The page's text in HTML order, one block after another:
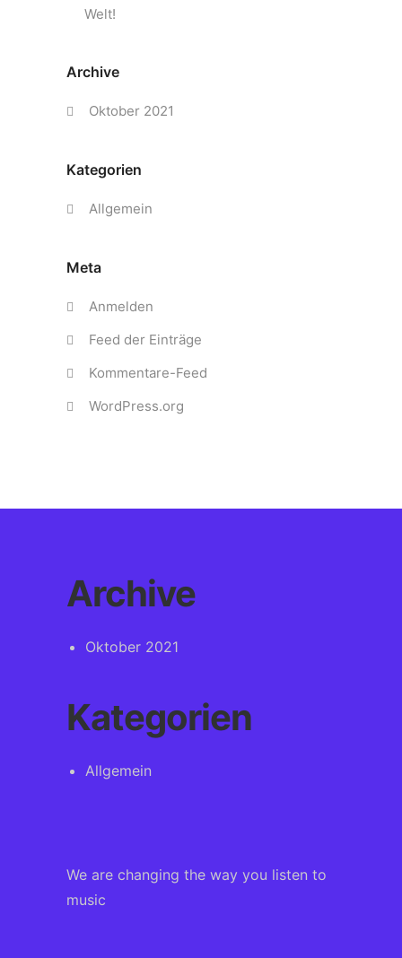
Welt!
Archive
Oktober 2021
Kategorien
Allgemein
Meta
Anmelden
Feed der Einträge
Kommentare-Feed
WordPress.org
Archive
Oktober 2021
Kategorien
Allgemein
We are changing the way you listen to
music